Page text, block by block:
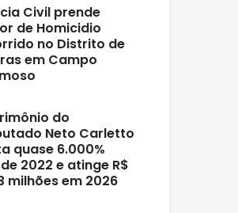
Civil prende
de Homicidio
no Distrito de
em Campo
do
Neto Carletto
quase 6.000%
2022 e atinge R$
milhões em 2026